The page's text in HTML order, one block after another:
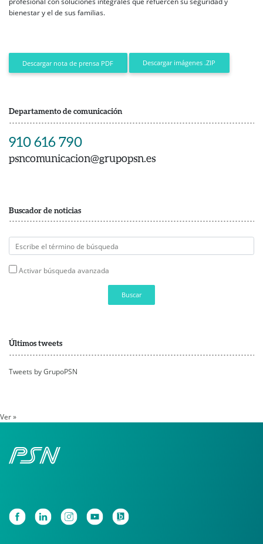
bienestar y el de sus familias.
Descargar nota de prensa PDF Descargar imágenes .ZIP
Departamento de comunicación
910 616 790
psncomunicacion@grupopsn.es
Buscador de noticias
Activar búsqueda avanzada
Buscar
Últimos tweets
Tweets by GrupoPSN
Ver »